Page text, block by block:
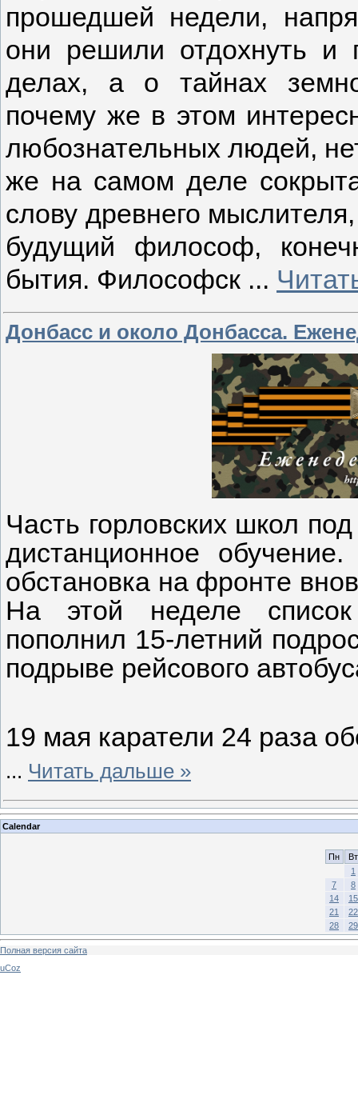
прошедшей недели,
они решили отдохнуть и
делах, а о тайнах
почему же в этом
любознательных людей,
же на самом деле
слову древнего
будущий философ,
бытия. Философск ...
Донбасс и около Донбасса.
Часть горловских школ
дистанционное
обстановка на фронте
На этой неделе
пополнил 15-летний
подрыве рейсового
19 мая каратели 24 раза
... Читать дальше »
Calendar
Пн
Вт
1
7
8
14
15
21
22
28
29
Полная версия сайта
uCoz